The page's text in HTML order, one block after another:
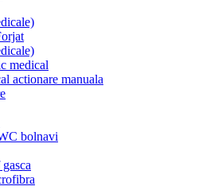
medical
actionare manuala
bolnavi